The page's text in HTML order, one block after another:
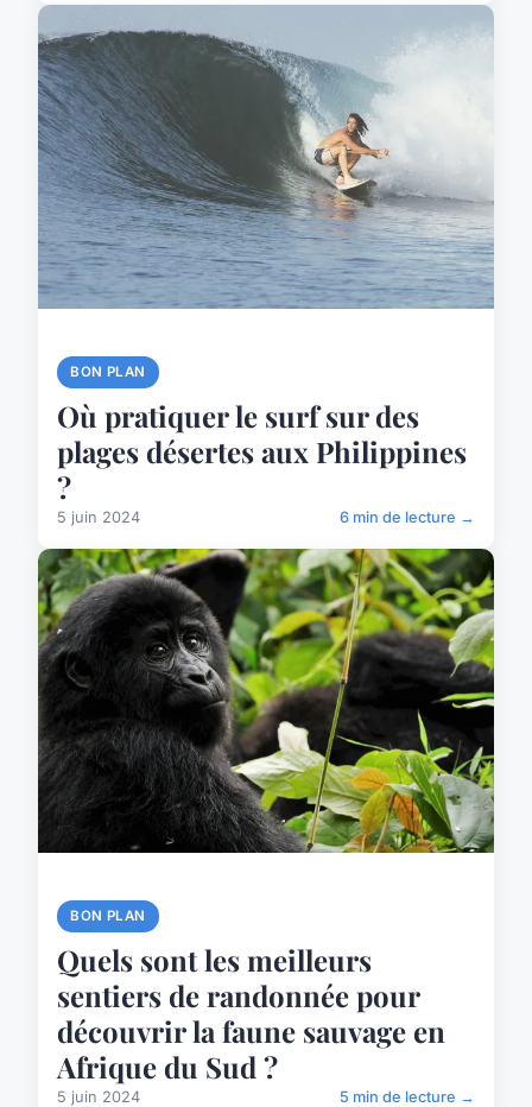
BON PLAN
Où pratiquer le surf sur des
plages désertes aux Philippines
?
5 juin 2024 6 min de lecture →
BON PLAN
Quels sont les meilleurs
sentiers de randonnée pour
découvrir la faune sauvage en
Afrique du Sud ?
5 juin 2024 5 min de lecture →